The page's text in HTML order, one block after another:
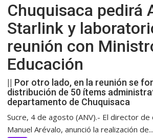
Chuquisaca pedirá
Starlink y
reunión con
Educación
|| Por otro lado, en la reunión se
distribución de 50 ítems
departamento de Chuquisaca
Sucre, 4 de agosto (ANV).- El director de
Manuel Arévalo, anunció la realización de...